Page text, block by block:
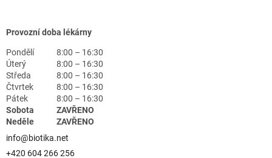
Provozní doba lékárny
Pondělí
8:00 – 16:30
Úterý
8:00 – 16:30
Středa
8:00 – 16:30
Čtvrtek
8:00 – 16:30
Pátek
8:00 – 16:30
Sobota
ZAVŘENO
Neděle
ZAVŘENO
info@biotika.net
+420 604 266 256